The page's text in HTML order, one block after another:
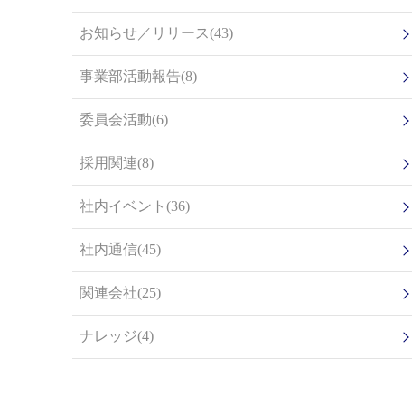
お知らせ／リリース(43)
事業部活動報告(8)
委員会活動(6)
採用関連(8)
社内イベント(36)
社内通信(45)
関連会社(25)
ナレッジ(4)